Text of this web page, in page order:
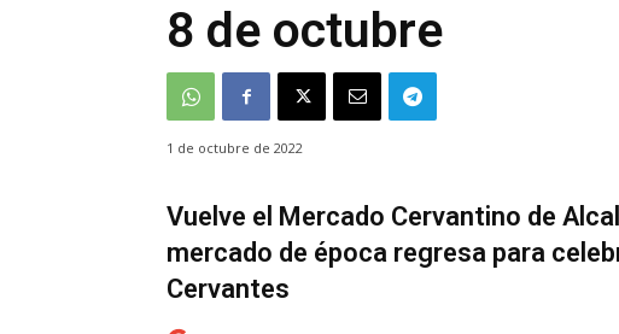
8 de octubre
1 de octubre de 2022
Vuelve el Mercado Cervantino de
mercado de época regresa para
Cervantes